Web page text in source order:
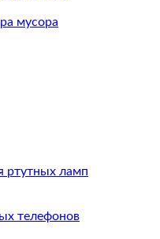
мусора
ртутных ламп
телефонов